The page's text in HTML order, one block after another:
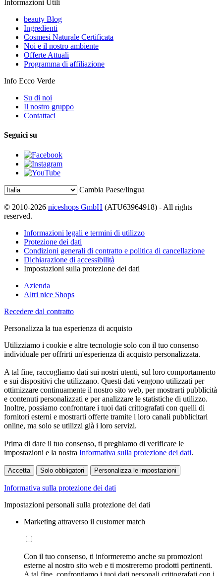
Informazioni Utili
beauty Blog
Ingredienti
Cosmesi Naturale Certificata
Noi e il nostro ambiente
Offerte Attuali
Programma di affiliazione
Info Ecco Verde
Su di noi
Il nostro gruppo
Contattaci
Seguici su
Cambia Paese/lingua
© 2010-2026 niceshops GmbH (ATU63964918) - All rights
reserved.
Informazioni legali e termini di utilizzo
Protezione dei dati
Condizioni generali di contratto e politica di cancellazione
Dichiarazione di accessibilità
Impostazioni sulla protezione dei dati
Azienda
Altri nice Shops
Recedere dal contratto
Personalizza la tua esperienza di acquisto
Utilizziamo i cookie e altre tecnologie solo con il tuo consenso
individuale per offrirti un'esperienza di acquisto personalizzata.
A tal fine, raccogliamo dati sui nostri utenti, sul loro comportamento
e sui dispositivi che utilizzano. Questi dati vengono utilizzati per
ottimizzare continuamente il nostro sito web, per mostrarti pubblicità
e contenuti personalizzati e per analizzare le statistiche di utilizzo.
Inoltre, possiamo confrontare i tuoi dati crittografati con quelli di
fornitori esterni e mostrarti offerte tramite i loro canali pubblicitari
online, ma solo se utilizzi già i loro servizi.
Prima di dare il tuo consenso, ti preghiamo di verificare le
impostazioni e la nostra Informativa sulla protezione dei dati.
Accetta Solo obbligatori Personalizza le impostazioni
Informativa sulla protezione dei dati
Impostazioni personali sulla protezione dei dati
Marketing attraverso il customer match
Con il tuo consenso, ti informeremo anche su promozioni
esterne al nostro sito web e ti mostreremo prodotti pertinenti.
A tal fine, confrontiamo i tuoi dati personali crittografati con i